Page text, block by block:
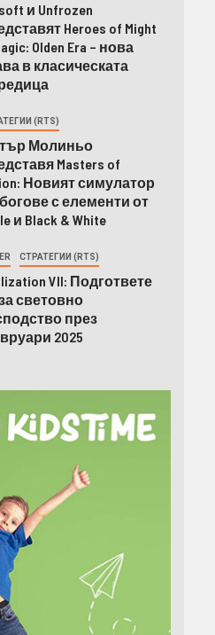
и Unfrozen
Heroes of Might
Olden Era – нова
в класическата
(RTS)
Молиньо
Masters of
Новият симулатор
с елементи от
и Black & White
СТРАТЕГИИ (RTS)
VII: Подгответе
световно
през
2025